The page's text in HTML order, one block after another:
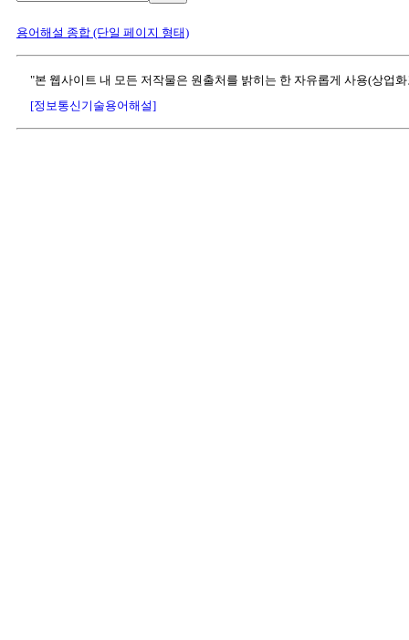
용어해설 종합 (단일 페이지 형태)
"본 웹사이트 내 모든 저작물은 원출처를 밝히는 한 자유롭게 사용(상업
[정보통신기술용어해설]